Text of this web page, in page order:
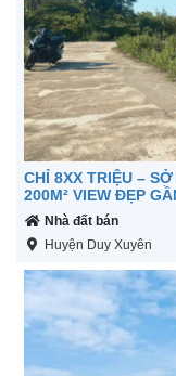
CHỈ 8XX TRIỆU –
200M² VIEW ĐẸP
Nhà đất bán
Huyện Duy Xuyên